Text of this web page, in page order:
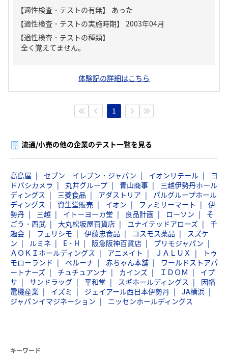
【適性検査・テストの有無】 あった
【適性検査・テストの種類】
全く覚えてません。
体験記の詳細はこちら
1
流通/小売の他の企業のテスト一覧を見る
高島屋 セブン‐イレブン・ジャパン イオンリテール
ヨ
ドバシカメラ
丸井グループ 青山商事
三越伊勢丹ホール
ディングス
三菱食品 アダストリア
パルグループホール
ディングス
資生堂販売 イオン ファミリーマート
伊
勢丹
三越 イトーヨーカ堂 良品計画 ローソン
そ
ごう・西武
大丸松坂屋百貨店 ユナイテッドアローズ
千
趣会
フェリシモ 伊藤忠食品 コスモス薬品
スズケ
ン
ルミネ E・H 阪急阪神百貨店
プリモジャパン
ＡＯＫＩホールディングス
アニメイト ＪＡＬＵＸ
トゥ
モローランド
ベルーナ 赤ちゃん本舗
ワールドストアパ
ートナーズ
チュチュアンナ カインズ ＩＤＯＭ
イプ
サ
サンドラッグ 平和堂 スギホールディングス
因幡
電機産業
イズミ ジェイアール西日本伊勢丹
JA横浜
ジャパンイマジネーション
ニッセンホールディングス
キーワード